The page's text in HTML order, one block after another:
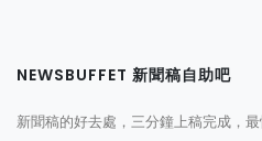
NEWSBUFFET 新聞稿自助吧
新聞稿的好去處，三分鐘上稿完成，